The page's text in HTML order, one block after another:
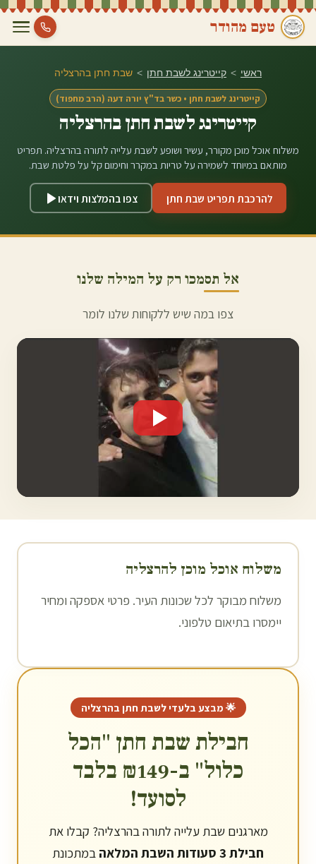
טעם מהודר
ראשי > קייטרינג לשבת חתן > שבת חתן בהרצליה
קייטרינג לשבת חתן • כשר בד"ץ יורה דעה (הרב מחפוד)
קייטרינג לשבת חתן בהרצליה
משלוח אוכל מוכן מקורר, עשיר ושופע לשבת עלייה לתורה בהרצליה. תפריט
מותאם במיוחד לשמירה על טריות במקרר וחימום קל על פלטת שבת.
להרכבת תפריט שבת חתן צפו בהמלצות וידאו
אל תסמכו רק על המילה שלנו
צפו במה שיש ללקוחות שלנו לומר
משלוח אוכל מוכן להרצליה
משלוח מבוקר לכל שכונות העיר. פרטי אספקה ומחיר
יימסרו בתיאום טלפוני.
🌟 מבצע בלעדי לשבת חתן בהרצליה
חבילת שבת חתן "הכל
כלול" ב-₪149 בלבד
לסועד!
מארגנים שבת עלייה לתורה בהרצליה? קבלו את
חבילת 3 סעודות השבת המלאה
במתכונת